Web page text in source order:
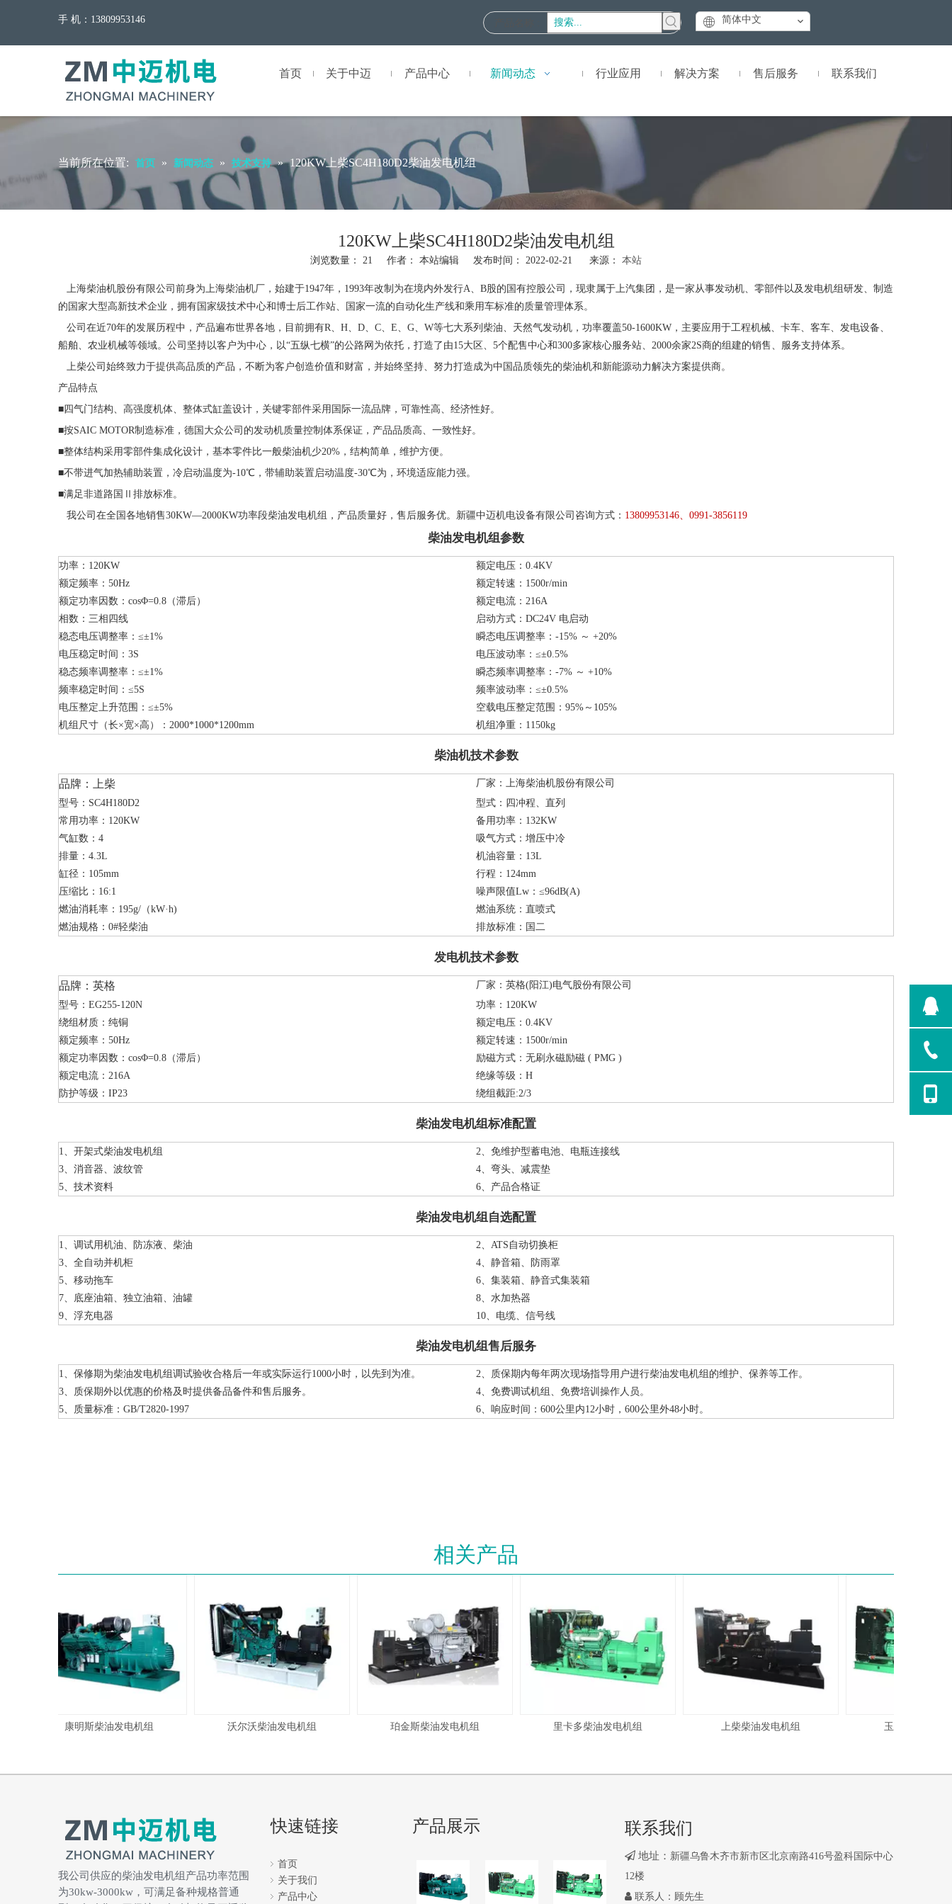
手 机：13809953146 简体中文
首页 关于中迈 产品中心 新闻动态 行业应用 解决方案 售后服务 联系我们
当前所在位置: 首页 » 新闻动态 » 技术支持 » 120KW上柴SC4H180D2柴油发电机组
120KW上柴SC4H180D2柴油发电机组
浏览数量： 21 作者： 本站编辑 发布时间： 2022-02-21 来源： 本站
上海柴油机股份有限公司前身为上海柴油机厂，始建于1947年，1993年改制为在境内外发行A、B股的国有控股公司，现隶属于上汽集团，是一家从事发动机、零部件以及发电机组研发、制造
的国家大型高新技术企业，拥有国家级技术中心和博士后工作站、国家一流的自动化生产线和乘用车标准的质量管理体系。
公司在近70年的发展历程中，产品遍布世界各地，目前拥有R、H、D、C、E、G、W等七大系列柴油、天然气发动机，功率覆盖50-1600KW，主要应用于工程机械、卡车、客车、发电设备、
船舶、农业机械等领域。公司坚持以客户为中心，以“五纵七横”的公路网为依托，打造了由15大区、5个配售中心和300多家核心服务站、2000余家2S商的组建的销售、服务支持体系。
上柴公司始终致力于提供高品质的产品，不断为客户创造价值和财富，并始终坚持、努力打造成为中国品质领先的柴油机和新能源动力解决方案提供商。
产品特点
■四气门结构、高强度机体、整体式缸盖设计，关键零部件采用国际一流品牌，可靠性高、经济性好。
■按SAIC MOTOR制造标准，德国大众公司的发动机质量控制体系保证，产品品质高、一致性好。
■整体结构采用零部件集成化设计，基本零件比一般柴油机少20%，结构简单，维护方便。
■不带进气加热辅助装置，冷启动温度为-10℃，带辅助装置启动温度-30℃为，环境适应能力强。
■满足非道路国Ⅱ排放标准。
我公司在全国各地销售30KW—2000KW功率段柴油发电机组，产品质量好，售后服务优。新疆中迈机电设备有限公司咨询方式： 13809953146、0991-3856119
柴油发电机组参数
功率：120KW
额定电压：0.4KV
额定频率：50Hz
额定转速：1500r/min
额定功率因数：cosΦ=0.8（滞后）
额定电流：216A
相数：三相四线
启动方式：DC24V 电启动
稳态电压调整率：≤±1%
瞬态电压调整率：-15% ～ +20%
电压稳定时间：3S
电压波动率：≤±0.5%
稳态频率调整率：≤±1%
瞬态频率调整率：-7% ～ +10%
频率稳定时间：≤5S
频率波动率：≤±0.5%
电压整定上升范围：≤±5%
空载电压整定范围：95%～105%
机组尺寸（长×宽×高）：2000*1000*1200mm
机组净重：1150kg
柴油机技术参数
品牌：上柴
厂家：上海柴油机股份有限公司
型号：SC4H180D2
型式：四冲程、直列
常用功率：120KW
备用功率：132KW
气缸数：4
吸气方式：增压中冷
排量：4.3L
机油容量：13L
缸径：105mm
行程：124mm
压缩比：16:1
噪声限值Lw：≤96dB(A)
燃油消耗率：195g/（kW·h)
燃油系统：直喷式
燃油规格：0#轻柴油
排放标准：国二
发电机技术参数
品牌：英格
厂家：英格(阳江)电气股份有限公司
型号：EG255-120N
功率：120KW
绕组材质：纯铜
额定电压：0.4KV
额定频率：50Hz
额定转速：1500r/min
额定功率因数：cosΦ=0.8（滞后）
励磁方式：无刷永磁励磁 ( PMG )
额定电流：216A
绝缘等级：H
防护等级：IP23
绕组截距:2/3
柴油发电机组标准配置
1、开架式柴油发电机组
2、免维护型蓄电池、电瓶连接线
3、消音器、波纹管
4、弯头、减震垫
5、技术资料
6、产品合格证
柴油发电机组自选配置
1、调试用机油、防冻液、柴油
2、ATS自动切换柜
3、全自动并机柜
4、静音箱、防雨罩
5、移动拖车
6、集装箱、静音式集装箱
7、底座油箱、独立油箱、油罐
8、水加热器
9、浮充电器
10、电缆、信号线
柴油发电机组售后服务
1、保修期为柴油发电机组调试验收合格后一年或实际运行1000小时，以先到为准。
2、质保期内每年两次现场指导用户进行柴油发电机组的维护、保养等工作。
3、质保期外以优惠的价格及时提供备品备件和售后服务。
4、免费调试机组、免费培训操作人员。
5、质量标准：GB/T2820-1997
6、响应时间：600公里内12小时，600公里外48小时。
相关产品
康明斯柴油发电机组 沃尔沃柴油发电机组 珀金斯柴油发电机组 里卡多柴油发电机组 上柴柴油发电机组 玉柴柴油发电机
我公司供应的柴油发电机组产品功率范围
为30kw-3000kw，可满足备种规格普通
快速链接
首页
关于我们
产品中心
产品展示 联系我们
 地址： 新疆乌鲁木齐市新市区北京南路416号盈科国际中心
12楼
 联系人：顾先生